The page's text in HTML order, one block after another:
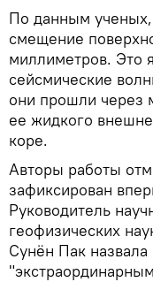
По данным
смещение
миллиметров. Это
сейсмические
они прошли через
ее жидкого
коре.
Авторы работы
зафиксирован
Руководитель
геофизических
Сунён Пак